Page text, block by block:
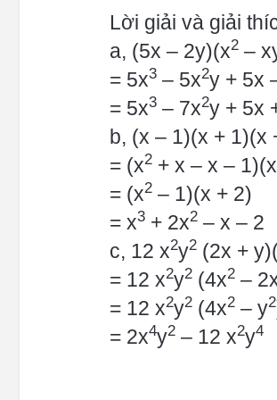
Lời giải và giải
a, (5x – 2y)(x2 –
= 5x3 – 5x2y + 5x
= 5x3 – 7x2y + 5x
b, (x – 1)(x + 1)(x
= (x2 + x – x –
= (x2 – 1)(x + 2)
= x3 + 2x2 – x – 2
c, 12 x2y2 (2x +
= 12 x2y2 (4x2 –
= 12 x2y2 (4x2 – y2
= 2x4y2 – 12 x2y4